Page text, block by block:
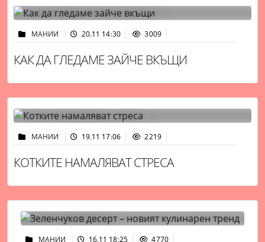
МАНИИ 20.11 14:30 3009
КАК ДА ГЛЕДАМЕ ЗАЙЧЕ ВКЪЩИ
МАНИИ 19.11 17:06 2219
КОТКИТЕ НАМАЛЯВАТ СТРЕСА
МАНИИ 16.11 18:25 4770